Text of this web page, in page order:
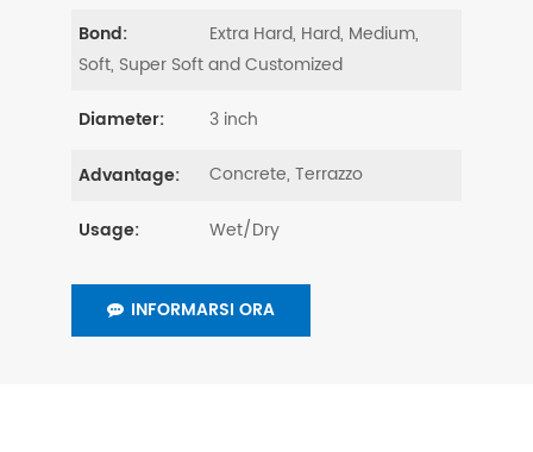
Bond:
Extra Hard, Hard, Medium,
Soft, Super Soft and Customized
Diameter: 3 inch
Advantage: Concrete, Terrazzo
Usage: Wet/Dry
INFORMARSI ORA